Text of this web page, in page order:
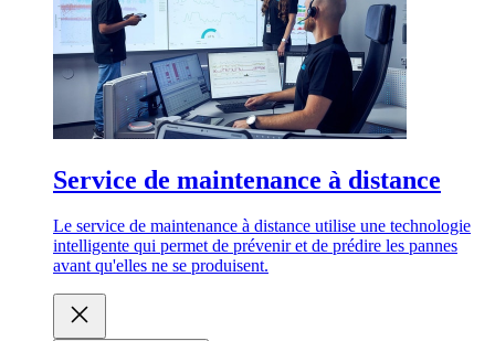
Service de maintenance à distance
Le service de maintenance à distance utilise une technologie
intelligente qui permet de prévenir et de prédire les pannes
avant qu'elles ne se produisent.